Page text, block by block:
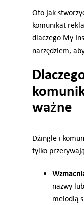
Oto jak
komunikat
dlaczego My
narzędziem,
ważne
Dżingle i
tylko
nazwy
melodią